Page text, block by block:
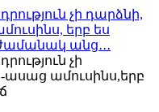
չի դարձնի,
երբ ես
անց․․․
չի
ասաց ամուսինս,երբ